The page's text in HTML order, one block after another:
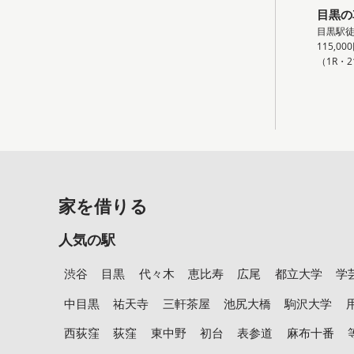
目黒
目黒駅
（1R・
家を借りる
人気の駅
渋谷 目黒 代々木 恵比寿 広尾 都立大学
学
中目黒
祐天寺 三軒茶屋 池尻大橋 駒沢大学
西荻窪
荻窪 東中野 初台 表参道 麻布十番